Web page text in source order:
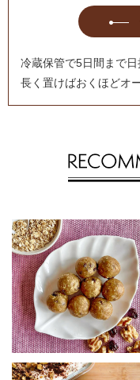
冷蔵保管で5日間まで日
長く置けばおくほどオ